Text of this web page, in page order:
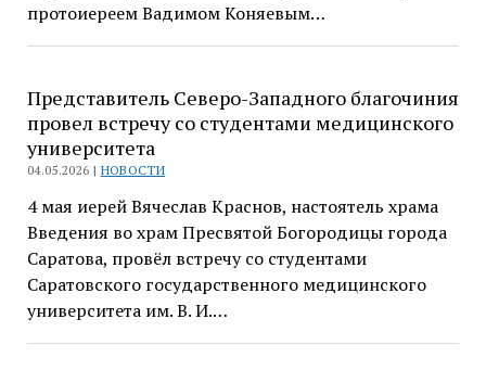
протоиереем Вадимом Коняевым…
Представитель Северо-Западного благочиния
провел встречу со студентами медицинского
университета
04.05.2026 | НОВОСТИ
4 мая иерей Вячеслав Краснов, настоятель храма
Введения во храм Пресвятой Богородицы города
Саратова, провёл встречу со студентами
Саратовского государственного медицинского
университета им. В. И.…